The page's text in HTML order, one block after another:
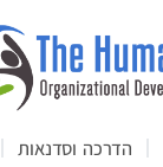
הדרכה וסדנאות